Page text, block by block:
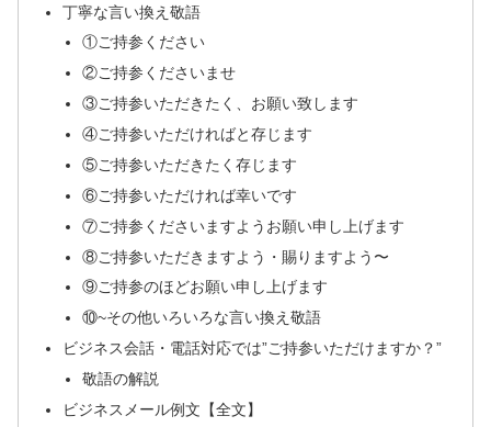
丁寧な言い換え敬語
①ご持参ください
②ご持参くださいませ
③ご持参いただきたく、お願い致します
④ご持参いただければと存じます
⑤ご持参いただきたく存じます
⑥ご持参いただければ幸いです
⑦ご持参くださいますようお願い申し上げます
⑧ご持参いただきますよう・賜りますよう〜
⑨ご持参のほどお願い申し上げます
⑩~その他いろいろな言い換え敬語
ビジネス会話・電話対応では”ご持参いただけますか？”
敬語の解説
ビジネスメール例文【全文】